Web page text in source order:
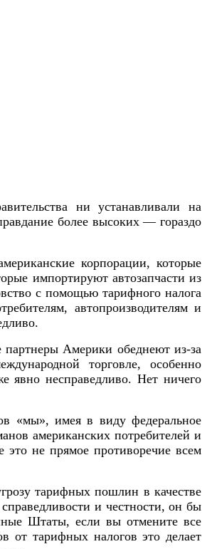
ни устанавливали на
более высоких — гораздо
корпорации, которые
импортируют автозапчасти из
с помощью тарифного налога
автопроизводителям и
партнеры Америки обеднеют из-за
торговле, особенно
явно несправедливо. Нет ничего
«мы», имея в виду федеральное
американских потребителей и
это не прямое противоречие всем
тарифных пошлин в качестве
и честности, он бы
Штаты, если вы отмените все
от тарифных налогов это делает